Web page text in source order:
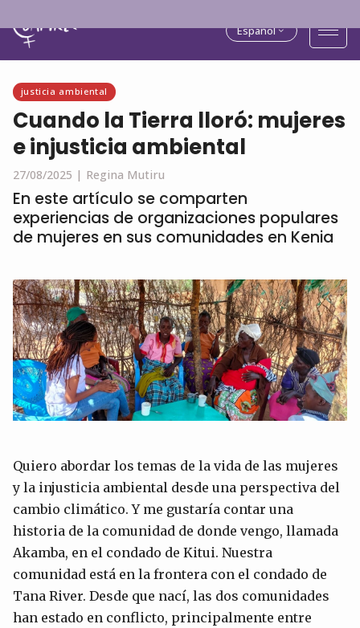
Español
justicia ambiental
Cuando la Tierra lloró: mujeres
e injusticia ambiental
27/08/2025 | Regina Mutiru
En este artículo se comparten
experiencias de organizaciones populares
de mujeres en sus comunidades en Kenia
Quiero abordar los temas de la vida de las mujeres
y la injusticia ambiental desde una perspectiva del
cambio climático. Y me gustaría contar una
historia de la comunidad de donde vengo, llamada
Akamba, en el condado de Kitui. Nuestra
comunidad está en la frontera con el condado de
Tana River. Desde que nací, las dos comunidades
han estado en conflicto, principalmente entre